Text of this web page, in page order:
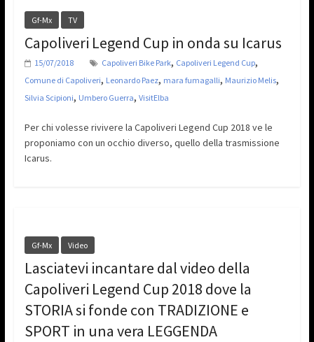
Gf-Mx TV
Capoliveri Legend Cup in onda su Icarus
15/07/2018 Capoliveri Bike Park, Capoliveri Legend Cup,
Comune di Capoliveri, Leonardo Paez, mara fumagalli, Maurizio Melis,
Silvia Scipioni, Umbero Guerra, VisitElba
Per chi volesse rivivere la Capoliveri Legend Cup 2018 ve le
proponiamo con un occhio diverso, quello della trasmissione
Icarus.
Gf-Mx Video
Lasciatevi incantare dal video della
Capoliveri Legend Cup 2018 dove la
STORIA si fonde con TRADIZIONE e
SPORT in una vera LEGGENDA